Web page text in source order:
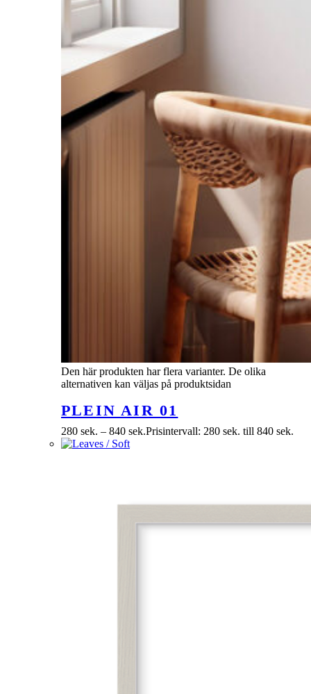
Den här produkten har flera varianter. De olika
alternativen kan väljas på produktsidan
PLEIN AIR 01
280 sek. – 840 sek.Prisintervall: 280 sek. till 840 sek.